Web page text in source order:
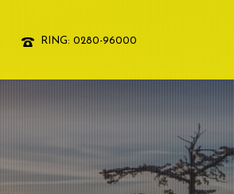
RING: 0280-96000